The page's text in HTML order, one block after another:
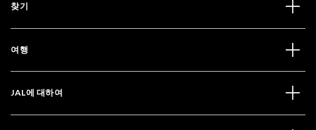
찾기
여행
JAL에 대하여